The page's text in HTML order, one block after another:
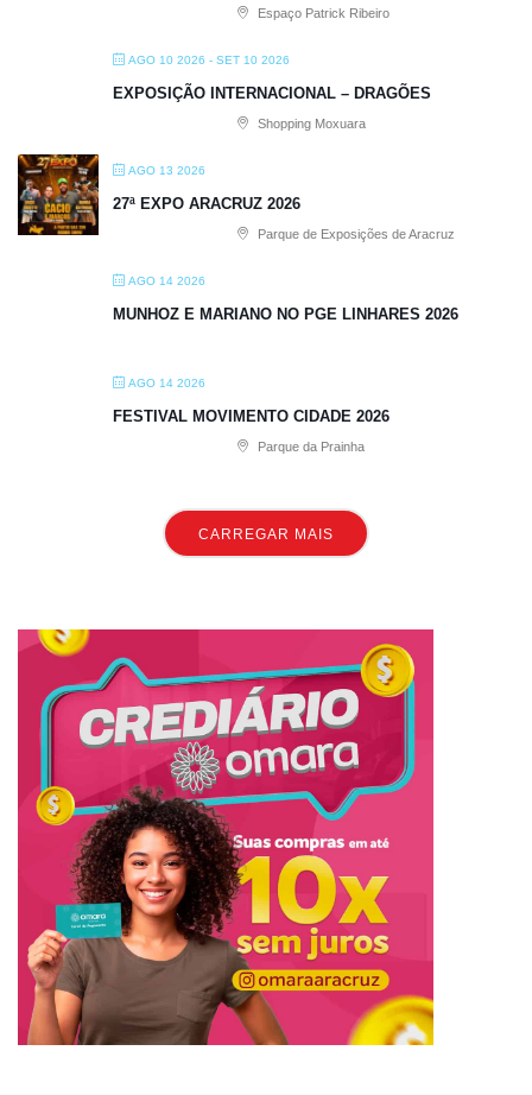
Espaço Patrick Ribeiro
AGO 10 2026 - SET 10 2026
EXPOSIÇÃO INTERNACIONAL – DRAGÕES
Shopping Moxuara
AGO 13 2026
27ª EXPO ARACRUZ 2026
Parque de Exposições de Aracruz
AGO 14 2026
MUNHOZ E MARIANO NO PGE LINHARES 2026
AGO 14 2026
FESTIVAL MOVIMENTO CIDADE 2026
Parque da Prainha
CARREGAR MAIS